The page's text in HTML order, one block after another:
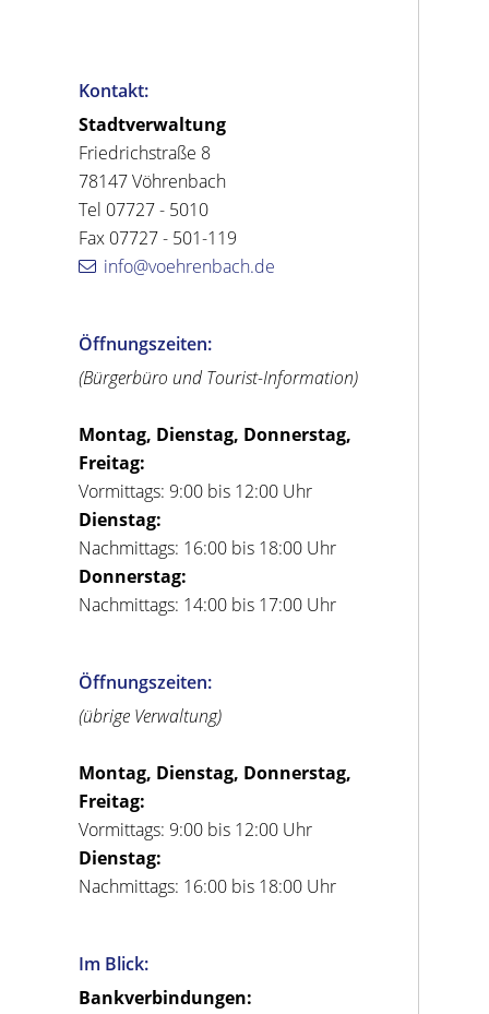
Kontakt:
Stadtverwaltung
Friedrichstraße 8
78147 Vöhrenbach
Tel 07727 - 5010
Fax 07727 - 501-119
info@voehrenbach.de
Öffnungszeiten:
(Bürgerbüro und Tourist-Information)
Montag, Dienstag, Donnerstag,
Freitag:
Vormittags: 9:00 bis 12:00 Uhr
Dienstag:
Nachmittags: 16:00 bis 18:00 Uhr
Donnerstag:
Nachmittags: 14:00 bis 17:00 Uhr
Öffnungszeiten:
(übrige Verwaltung)
Montag, Dienstag, Donnerstag,
Freitag:
Vormittags: 9:00 bis 12:00 Uhr
Dienstag:
Nachmittags: 16:00 bis 18:00 Uhr
Im Blick:
Bankverbindungen: